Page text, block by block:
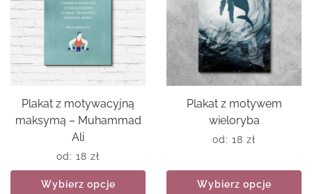
Plakat z motywacyjną
maksymą – Muhammad
Ali
od: 18 zł
Wybierz opcje
Plakat z motywem
wieloryba
od: 18 zł
Wybierz opcje